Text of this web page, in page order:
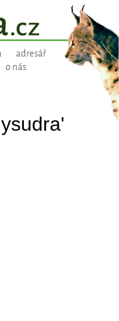
adresář
o nás